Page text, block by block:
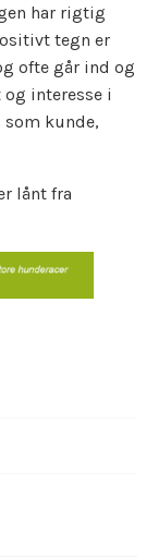
har rigtig
tegn er
ofte går ind og
interesse i
kunde,
lånt fra